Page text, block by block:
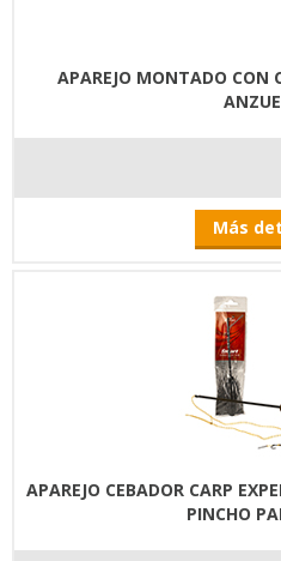
APAREJO MONTADO CON
Más
APAREJO CEBADOR CARP
PINCHO